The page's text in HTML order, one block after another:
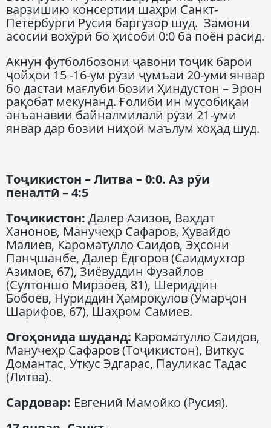
варзишию консертии шаҳри Санкт-
Петербурги Русия баргузор шуд. Замони
асосии вохӯрӣ бо ҳисоби 0:0 ба поён расид.
Акнун футболбозони ҷавони тоҷик барои
ҷойҳои 15 -16-ум рӯзи ҷумъаи 20-уми январ
бо дастаи мағлуби бозии Ҳиндустон – Эрон
рақобат мекунанд. Ғолиби ин мусобиқаи
анъанавии байналмилалӣ рӯзи 21-уми
январ дар бозии ниҳоӣ маълум хоҳад шуд.
Тоҷикистон – Литва – 0:0. Аз рӯи
пеналтӣ – 4:5
Тоҷикистон: Далер Азизов, Ваҳдат
Ханонов, Манучеҳр Сафаров, Ҳувайдо
Малиев, Кароматулло Саидов, Эҳсони
Панҷшанбе, Далер Ёдгоров (Саидмухтор
Азимов, 67), Зиёвуддин Фузайлов
(Султоншо Мирзоев, 81), Шериддин
Бобоев, Нуриддин Ҳамроқулов (Умарҷон
Шарифов, 67), Шаҳром Самиев.
Огоҳонида шуданд: Кароматулло Саидов,
Манучеҳр Сафаров (Тоҷикистон), Виткус
Домантас, Уткус Эдгарас, Пауликас Тадас
(Литва).
Сардовар: Евгений Мамойко (Русия).